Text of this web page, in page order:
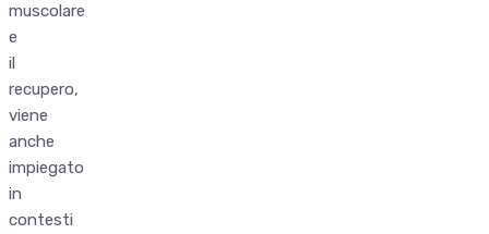
muscolare
e
il
recupero,
viene
anche
impiegato
in
contesti